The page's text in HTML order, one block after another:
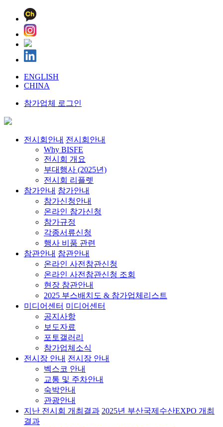
ENGLISH
CHINA
참가업체 로그인
전시회안내 전시회안내
Why BISFE
전시회 개요
부대행사 (2025년)
전시회 리플렛
참가안내 참가안내
참가신청안내
온라인 참가신청
참가규정
각종서류신청
행사 비품 관련
참관안내 참관안내
온라인 사전참관신청
온라인 사전참관신청 조회
현장 참관안내
2025 부스배치도 & 참가업체리스트
미디어센터 미디어센터
공지사항
보도자료
포토갤러리
참가업체소식
전시장 안내 전시장 안내
벡스코 안내
교통 및 주차안내
숙박안내
관광안내
지난 전시회 개최결과 2025년 부산국제수산EXPO 개최
결과